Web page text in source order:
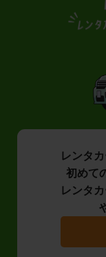
レンタ
初めて
レンタ